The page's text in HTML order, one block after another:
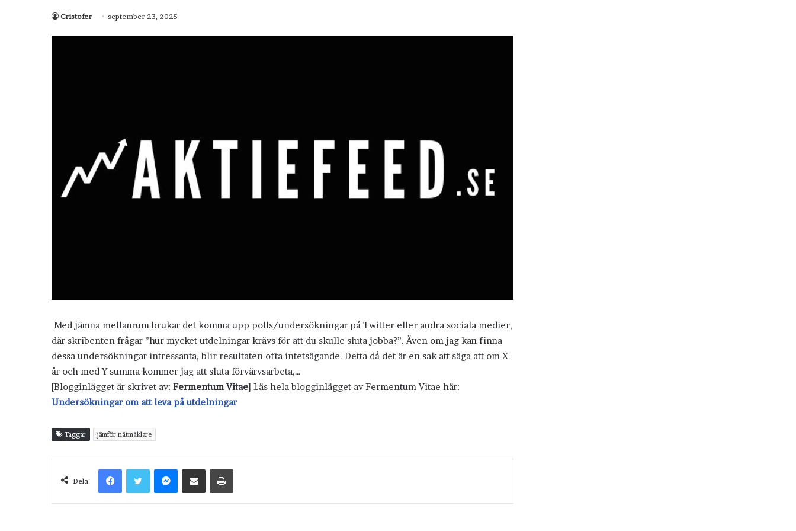
Cristofer september 23, 2025
Med jämna mellanrum brukar det komma upp polls/undersökningar på Twitter eller andra sociala medier,
där skribenten frågar ”hur mycket utdelningar krävs för att du skulle sluta jobba?”. Även om jag kan finna
dessa undersökningar intressanta, blir resultaten ofta intetsägande. Detta då det är en sak att säga att om X
år och med Y summa kommer jag att sluta förvärvsarbeta,…
[Blogginlägget är skrivet av: Fermentum Vitae] Läs hela blogginlägget av Fermentum Vitae här:
Undersökningar om att leva på utdelningar
Taggar jämför nätmäklare
Dela
FacebookTwitterMessenger
Dela via e-post Skriv ut